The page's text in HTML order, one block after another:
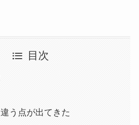
目次
う点が出てきた